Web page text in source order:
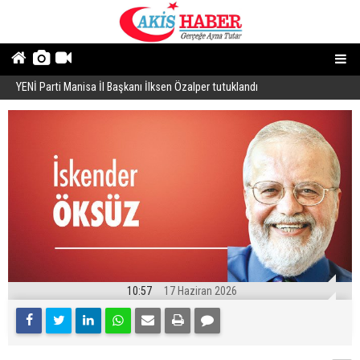
YENİ Parti Manisa İl Başkanı İlksen Özalper tutuklandı
10:57 17 Haziran 2026